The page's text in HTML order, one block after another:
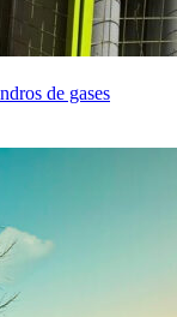
de gases